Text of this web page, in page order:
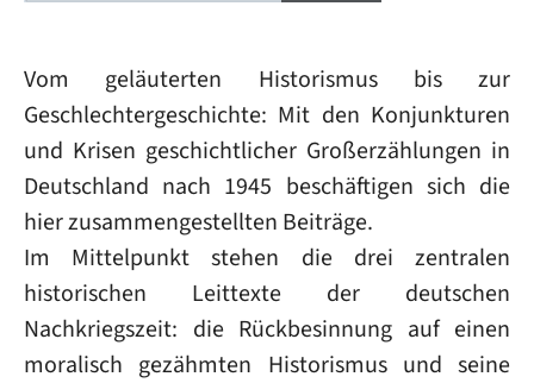
Vom geläuterten Historismus bis zur
Geschlechtergeschichte: Mit den Konjunkturen
und Krisen geschichtlicher Großerzählungen in
Deutschland nach 1945 beschäftigen sich die
hier zusammengestellten Beiträge.
Im Mittelpunkt stehen die drei zentralen
historischen Leittexte der deutschen
Nachkriegszeit: die Rückbesinnung auf einen
moralisch gezähmten Historismus und seine